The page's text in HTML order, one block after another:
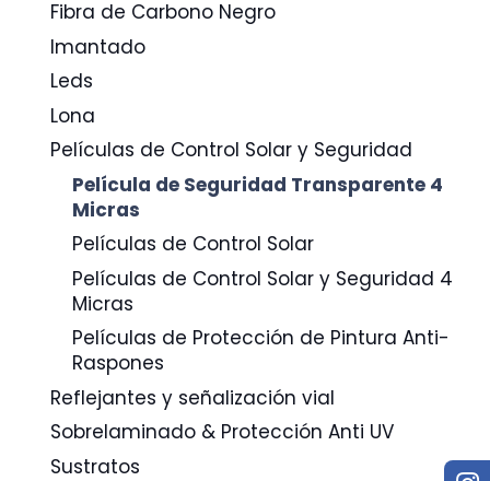
Fibra de Carbono Negro
Imantado
Leds
Lona
Películas de Control Solar y Seguridad
Película de Seguridad Transparente 4
Micras
Películas de Control Solar
Películas de Control Solar y Seguridad 4
Micras
Películas de Protección de Pintura Anti-
Raspones
Reflejantes y señalización vial
Sobrelaminado & Protección Anti UV
Sustratos